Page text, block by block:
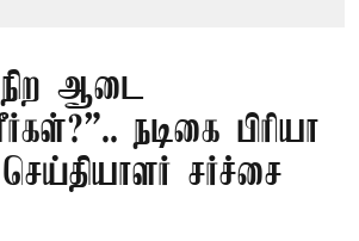
ஆடை
நடிகை பிரியா
செய்தியாளர் சர்ச்சை